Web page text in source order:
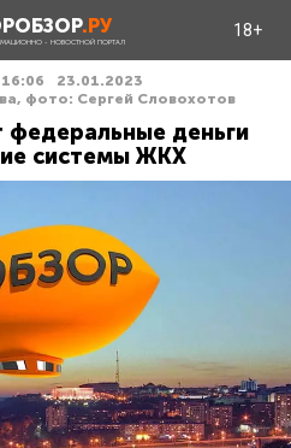
.РУ
- НОВОСТНОЙ ПОРТАЛ
18+
16:06
23.01.2023
фото: Сергей Словохотов
федеральные деньги
системы ЖКХ